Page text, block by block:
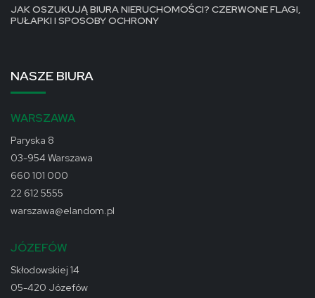
JAK OSZUKUJĄ BIURA NIERUCHOMOŚCI? CZERWONE FLAGI,
PUŁAPKI I SPOSOBY OCHRONY
NASZE BIURA
WARSZAWA
Paryska 8
03-954 Warszawa
660 101 000
22 612 5555
warszawa@elandom.pl
JÓZEFÓW
Skłodowskiej 14
05-420 Józefów